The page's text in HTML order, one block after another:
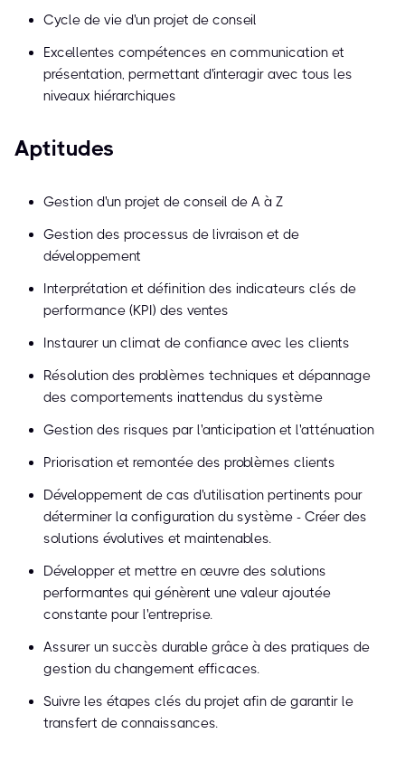
Cycle de vie d'un projet de conseil
Excellentes compétences en communication et
présentation, permettant d'interagir avec tous les
niveaux hiérarchiques
Aptitudes
Gestion d'un projet de conseil de A à Z
Gestion des processus de livraison et de
développement
Interprétation et définition des indicateurs clés de
performance (KPI) des ventes
Instaurer un climat de confiance avec les clients
Résolution des problèmes techniques et dépannage
des comportements inattendus du système
Gestion des risques par l'anticipation et l'atténuation
Priorisation et remontée des problèmes clients
Développement de cas d'utilisation pertinents pour
déterminer la configuration du système - Créer des
solutions évolutives et maintenables.
Développer et mettre en œuvre des solutions
performantes qui génèrent une valeur ajoutée
constante pour l'entreprise.
Assurer un succès durable grâce à des pratiques de
gestion du changement efficaces.
Suivre les étapes clés du projet afin de garantir le
transfert de connaissances.